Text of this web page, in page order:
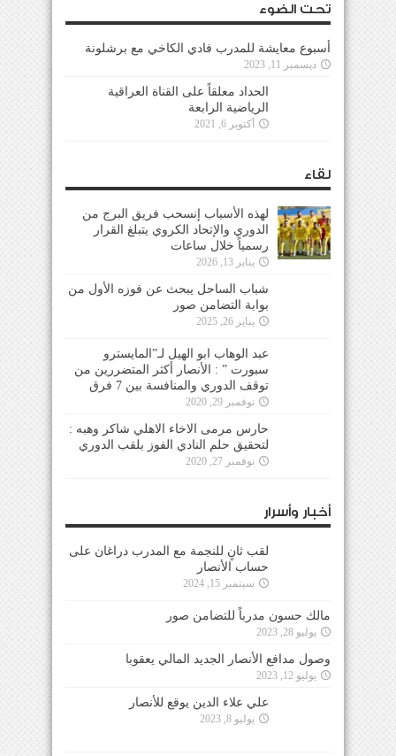
تحت الضوء
أسبوع معايشة للمدرب فادي الكاخي مع برشلونة
ديسمبر 11, 2023
الحداد معلقاً على القناة العراقية
الرياضية الرابعة
أكتوبر 6, 2021
لقاء
لهذه الأسباب إنسحب فريق البرج من
الدوري والإتحاد الكروي يتبلغ القرار
رسمياً خلال ساعات
يناير 13, 2026
شباب الساحل يبحث عن فوزه الأول من
بوابة التضامن صور
يناير 26, 2025
عبد الوهاب ابو الهيل لـ”المايسترو
سبورت ” : الأنصار أكثر المتضررين من
توقف الدوري والمنافسة بين 7 فرق
نوفمبر 29, 2020
حارس مرمى الاخاء الاهلي شاكر وهبه :
لتحقيق حلم النادي الفوز بلقب الدوري
نوفمبر 27, 2020
أخبار وأسرار
لقب ثانٍ للنجمة مع المدرب دراغان على
حساب الأنصار
سبتمبر 15, 2024
مالك حسون مدرباً للتضامن صور
يوليو 28, 2023
وصول مدافع الأنصار الجديد المالي يعقوبا
يوليو 12, 2023
علي علاء الدين يوقع للأنصار
يوليو 8, 2023